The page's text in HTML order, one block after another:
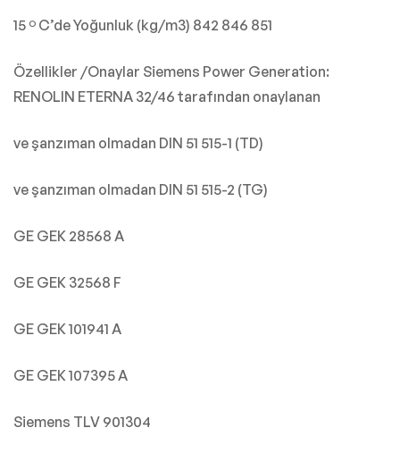
15 º C’de Yoğunluk (kg/m3) 842 846 851
Özellikler /Onaylar Siemens Power Generation:
RENOLIN ETERNA 32/46 tarafından onaylanan
ve şanzıman olmadan DIN 51 515-1 (TD)
ve şanzıman olmadan DIN 51 515-2 (TG)
GE GEK 28568 A
GE GEK 32568 F
GE GEK 101941 A
GE GEK 107395 A
Siemens TLV 901304